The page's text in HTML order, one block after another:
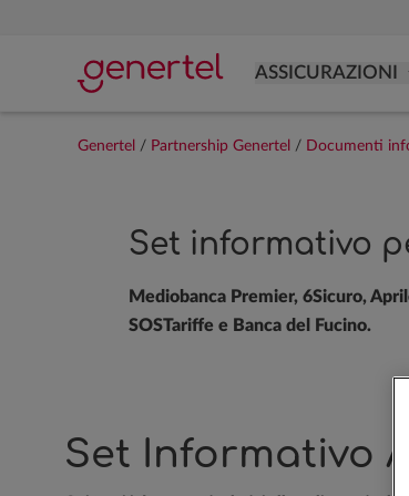
ASSICURAZIONI
Genertel / Partnership Genertel / Documenti
Set informativo
Mediobanca Premier, 6Sicuro,
SOSTariffe e Banca del Fucino.
Set Informativo